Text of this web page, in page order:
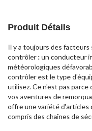
Produit Détails
Il y a toujours des facteurs
contrôler : un conducteur
météorologiques
contrôler est le type
utilisez. Ce n'est pas parce
vos aventures de
offre une variété d'articles
compris des chaînes de